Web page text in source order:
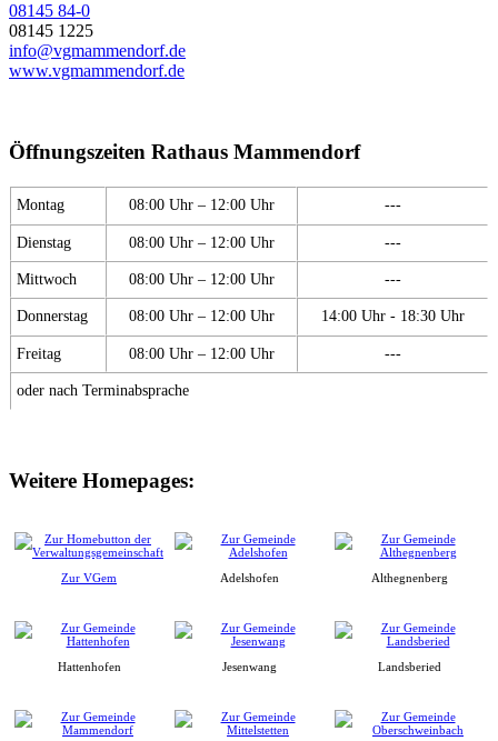
08145 84-0
08145 1225
info@vgmammendorf.de
www.vgmammendorf.de
Öffnungszeiten Rathaus Mammendorf
Montag 08:00 Uhr – 12:00 Uhr ---
Dienstag 08:00 Uhr – 12:00 Uhr ---
Mittwoch 08:00 Uhr – 12:00 Uhr ---
Donnerstag 08:00 Uhr – 12:00 Uhr 14:00 Uhr - 18:30 Uhr
Freitag 08:00 Uhr – 12:00 Uhr ---
oder nach Terminabsprache
Weitere Homepages:
Zur VGem Adelshofen Althegnenberg
Hattenhofen Jesenwang Landsberied